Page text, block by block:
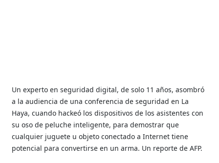
Un experto en seguridad digital, de solo 11 años, asombró
a la audiencia de una conferencia de seguridad en La
Haya, cuando hackeó los dispositivos de los asistentes con
su oso de peluche inteligente, para demostrar que
cualquier juguete u objeto conectado a Internet tiene
potencial para convertirse en un arma. Un reporte de AFP.